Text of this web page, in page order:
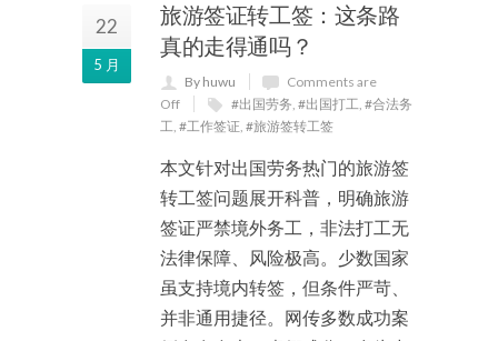
22
5 月
旅游签证转工签：这条路
真的走得通吗？
By huwu
Comments are
Off
#出国劳务, #出国打工, #合法务
工, #工作签证, #旅游签转工签
本文针对出国劳务热门的旅游签
转工签问题展开科普，明确旅游
签证严禁境外务工，非法打工无
法律保障、风险极高。少数国家
虽支持境内转签，但条件严苛、
并非通用捷径。网传多数成功案